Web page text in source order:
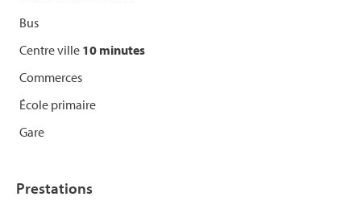
Bus
Centre ville 10 minutes
Commerces
École primaire
Gare
Prestations